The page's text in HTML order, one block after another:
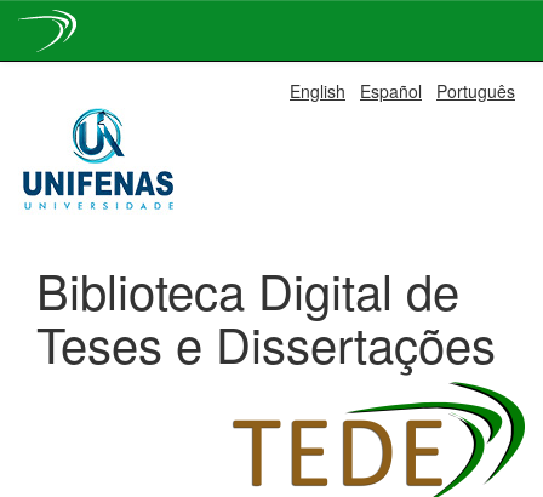
navigation
English Español Português
Biblioteca Digital de
Teses e Dissertações